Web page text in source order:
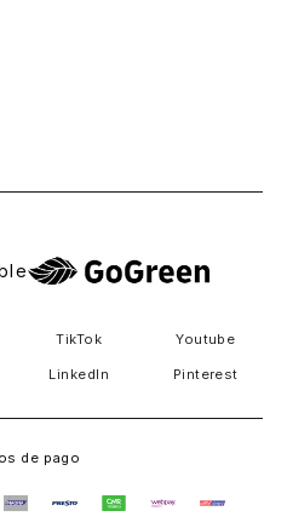
TikTok Youtube
LinkedIn Pinterest
de pago